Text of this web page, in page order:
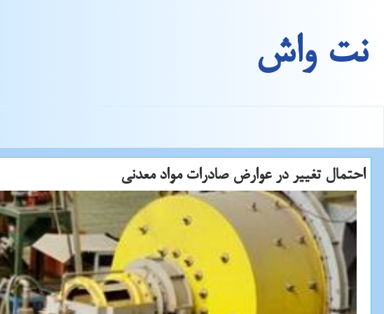
نت واش
احتمال تغییر در عوارض صادرات مواد معدنی